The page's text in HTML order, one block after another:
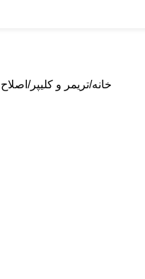
خانه تریمر و کلیپر